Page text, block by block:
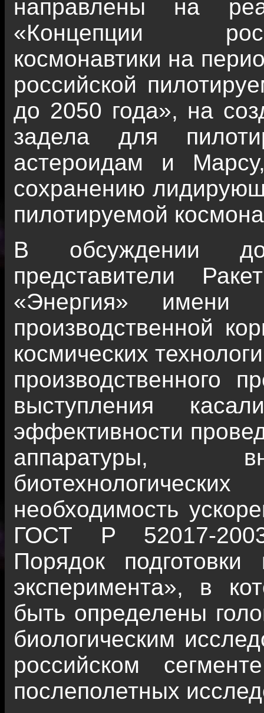
направлены на
«Концепции
космонавтики на
российской
до 2050 года», на
задела для
астероидам и
сохранению
пилотируемой
В обсуждении
представители
«Энергия» имени
производственной
космических
производственного
выступления
эффективности
аппаратуры,
необходимость
ГОСТ Р 52017-
Порядок подготовки
эксперимента», в
быть определены
биологическим
российском
послеполетных